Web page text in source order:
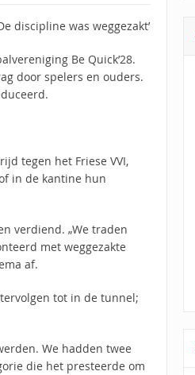
discipline was weggezakt’
Be Quick’28.
door spelers en ouders.
tegen het Friese VVI,
in de kantine hun
verdiend. „We traden
met weggezakte
af.
tot in de tunnel;
We hadden twee
die het presteerde om